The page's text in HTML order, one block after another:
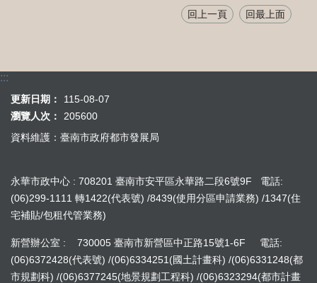
回上一頁 回最上面
:::
更新日期：
115-08-07
瀏覽人次：
205600
資料維護：臺南市政府都市發展局
永華市政中心 : 708201 臺南市安平區永華路二段6號9F 電話:
(06)299-1111 轉1422(代表號) /8439(使用分區申請業務) /1347(住
宅補貼/包租代管業務)
新營辦公室 : 730005 臺南市新營區中正路15號1-6F 電話:
(06)6372428(代表號) /(06)6334251(國土計畫科) /(06)6331248(都
市規劃科) /(06)6377245(地景規劃工程科) /(06)6323294(都市計畫